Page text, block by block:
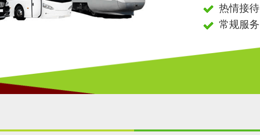
热情接待
常规服务